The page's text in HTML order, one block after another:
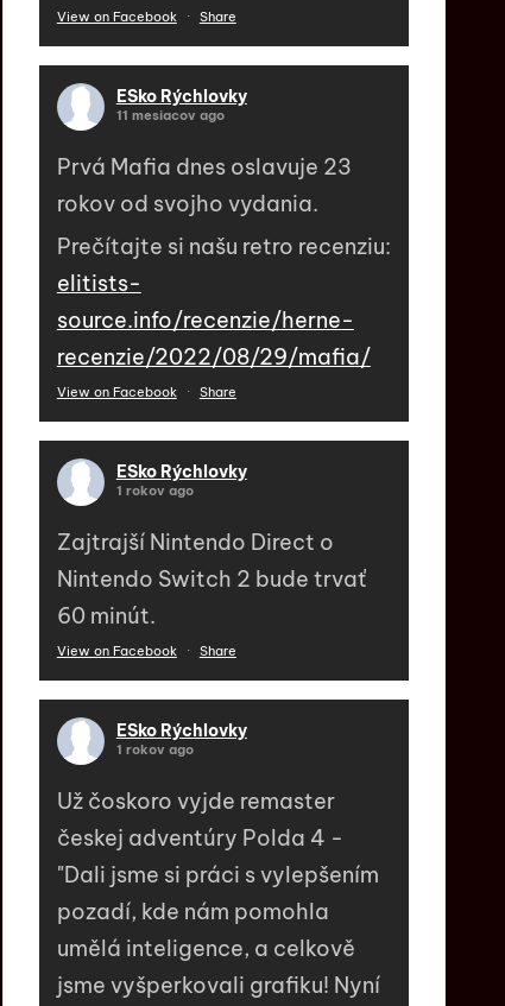
View on Facebook · Share
ESko Rýchlovky
11 mesiacov ago
Prvá Mafia dnes oslavuje 23
rokov od svojho vydania.
Prečítajte si našu retro recenziu:
elitists-
source.info/recenzie/herne-
recenzie/2022/08/29/mafia/
View on Facebook · Share
ESko Rýchlovky
1 rokov ago
Zajtrajší Nintendo Direct o
Nintendo Switch 2 bude trvať
60 minút.
View on Facebook · Share
ESko Rýchlovky
1 rokov ago
Už čoskoro vyjde remaster
českej adventúry Polda 4 -
"Dali jsme si práci s vylepšením
pozadí, kde nám pomohla
umělá inteligence, a celkově
jsme vyšperkovali grafiku! Nyní